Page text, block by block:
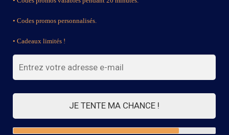
• Codes promos personnalisés.
• Cadeaux limités !
JE TENTE MA CHANCE !